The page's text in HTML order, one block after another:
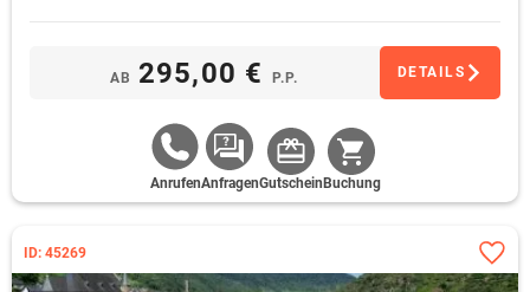
AB 295,00 € P.P. DETAILS
AnrufenAnfragenGutschein Buchung
ID: 45269